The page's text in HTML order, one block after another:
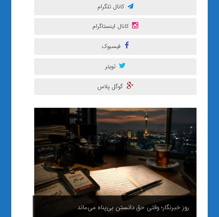
کانال تلگرام
کانال اینستاگرام
فیسبوک
تویتر
گوگل پلاس
روز خبرنگار؛ وقتی حق دانستن بی‌پناه می‌ماند